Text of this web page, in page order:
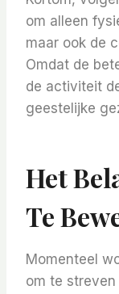
om alleen
maar ook de
Omdat de
de activiteit
geestelijke
Het
Te
Momenteel
om te